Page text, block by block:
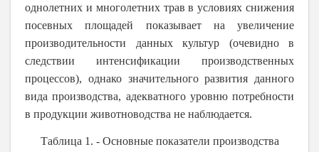
однолетних и многолетних трав в условиях снижения
посевных площадей показывает на увеличение
производительности данных культур (очевидно в
следствии интенсификации производственных
процессов), однако значительного развития данного
вида производства, адекватного уровню потребности
в продукции животноводства не наблюдается.
Таблица 1. - Основные показатели производства